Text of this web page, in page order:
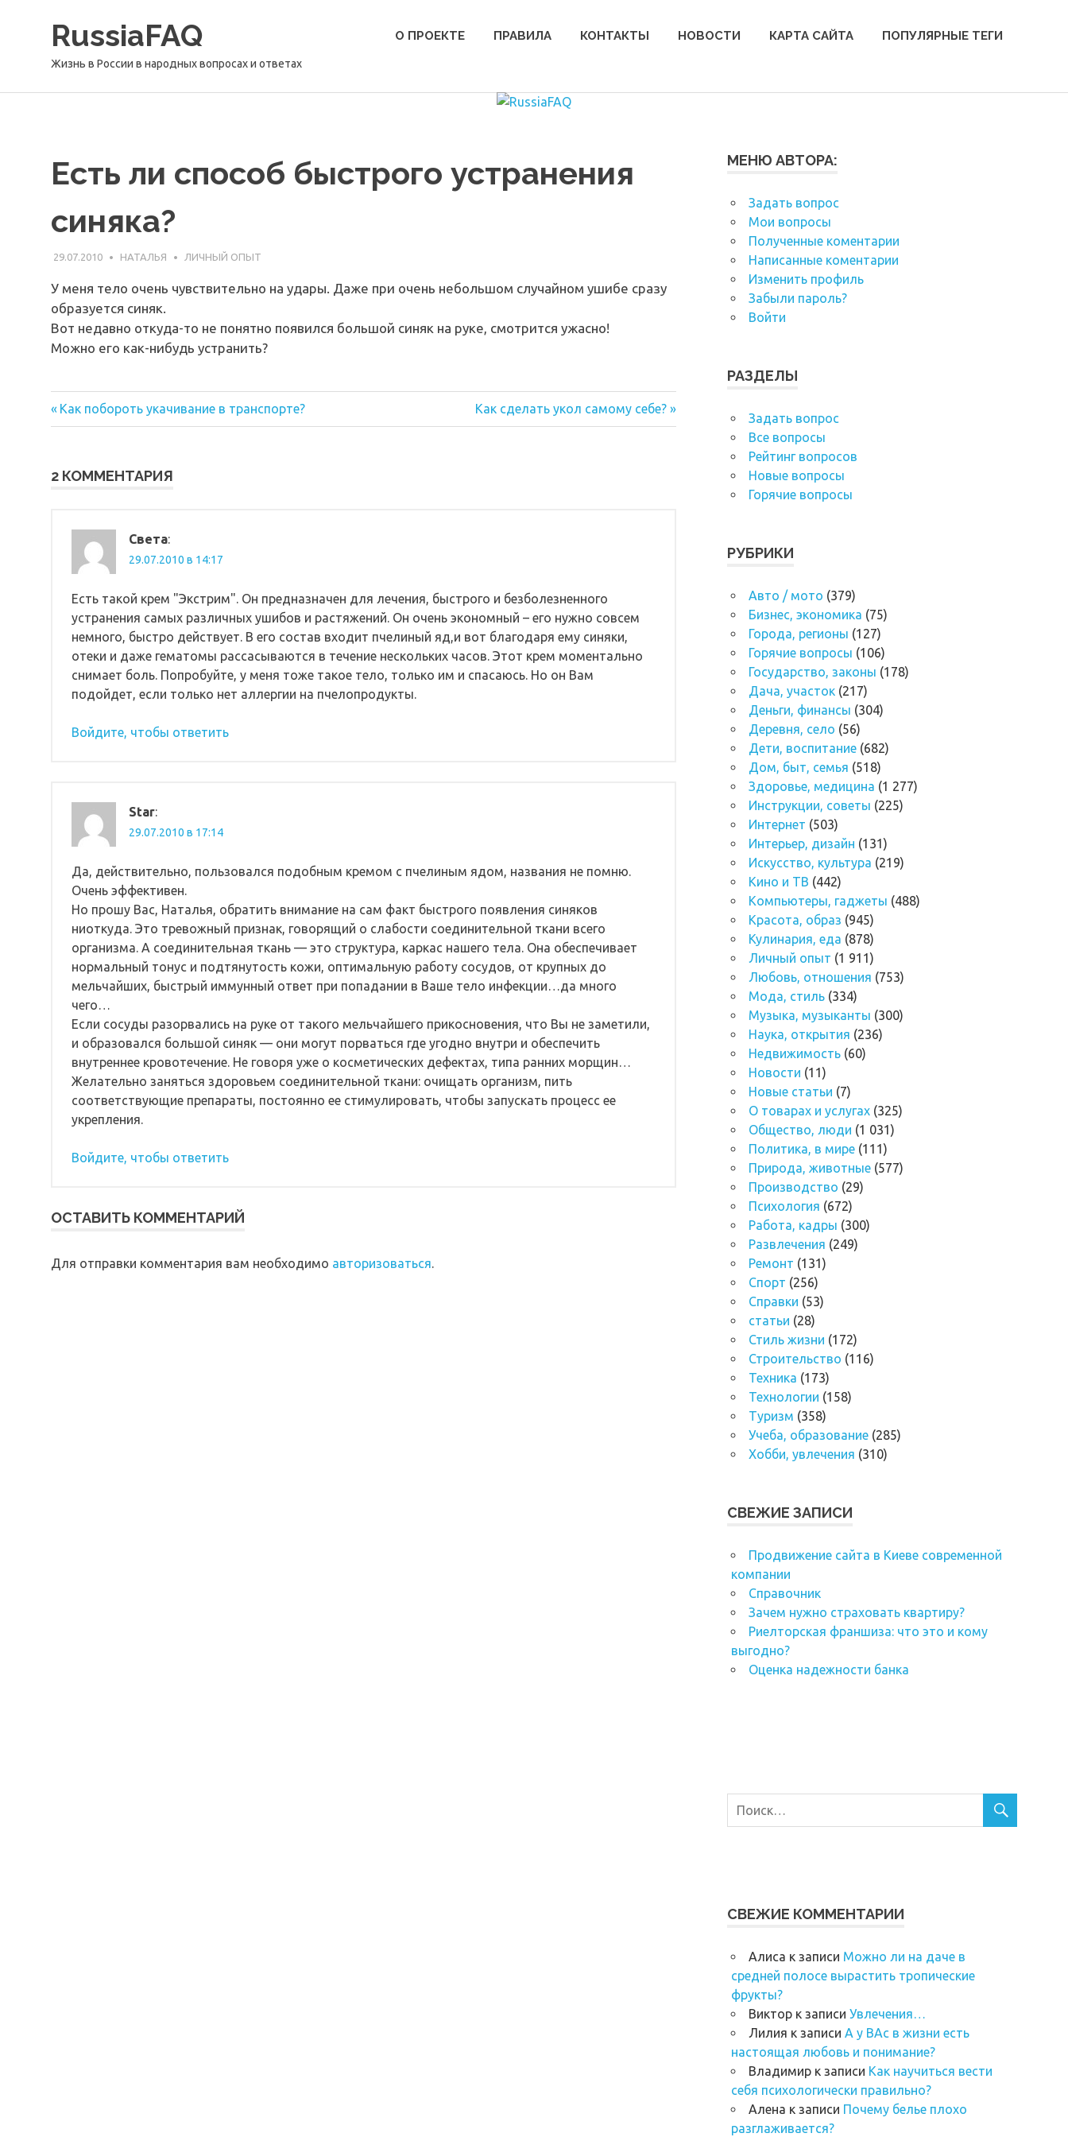
содержимомуRussiaFAQ
Жизнь в России в народных вопросах и ответах
О ПРОЕКТЕ ПРАВИЛА КОНТАКТЫ НОВОСТИ КАРТА САЙТА ПОПУЛЯРНЫЕ ТЕГИ
Есть ли способ быстрого устранения
синяка?
29.07.2010 НАТАЛЬЯ ЛИЧНЫЙ ОПЫТ
У меня тело очень чувствительно на удары. Даже при очень небольшом случайном ушибе сразу
образуется синяк.
Вот недавно откуда-то не понятно появился большой синяк на руке, смотрится ужасно!
Можно его как-нибудь устранить?
Навигация
записям
Предыдущая
запись:
Как побороть укачивание в транспорте?
Следующая
запись:
Как сделать укол самому себе?
2 КОММЕНТАРИЯ
Света:
29.07.2010 в 14:17
Есть такой крем "Экстрим". Он предназначен для лечения, быстрого и безболезненного
устранения самых различных ушибов и растяжений. Он очень экономный – его нужно совсем
немного, быстро действует. В его состав входит пчелиный яд,и вот благодаря ему синяки,
отеки и даже гематомы рассасываются в течение нескольких часов. Этот крем моментально
снимает боль. Попробуйте, у меня тоже такое тело, только им и спасаюсь. Но он Вам
подойдет, если только нет аллергии на пчелопродукты.
Войдите, чтобы ответить
Star:
29.07.2010 в 17:14
Да, действительно, пользовался подобным кремом с пчелиным ядом, названия не помню.
Очень эффективен.
Но прошу Вас, Наталья, обратить внимание на сам факт быстрого появления синяков
ниоткуда. Это тревожный признак, говорящий о слабости соединительной ткани всего
организма. А соединительная ткань — это структура, каркас нашего тела. Она обеспечивает
нормальный тонус и подтянутость кожи, оптимальную работу сосудов, от крупных до
мельчайших, быстрый иммунный ответ при попадании в Ваше тело инфекции…да много
чего…
Если сосуды разорвались на руке от такого мельчайшего прикосновения, что Вы не заметили,
и образовался большой синяк — они могут порваться где угодно внутри и обеспечить
внутреннее кровотечение. Не говоря уже о косметических дефектах, типа ранних морщин…
Желательно заняться здоровьем соединительной ткани: очищать организм, пить
соответствующие препараты, постоянно ее стимулировать, чтобы запускать процесс ее
укрепления.
Войдите, чтобы ответить
ОСТАВИТЬ КОММЕНТАРИЙ
Для отправки комментария вам необходимо авторизоваться.
МЕНЮ АВТОРА:
Задать вопрос
Мои вопросы
Полученные коментарии
Написанные коментарии
Изменить профиль
Забыли пароль?
Войти
РАЗДЕЛЫ
Задать вопрос
Все вопросы
Рейтинг вопросов
Новые вопросы
Горячие вопросы
РУБРИКИ
Авто / мото (379)
Бизнес, экономика (75)
Города, регионы (127)
Горячие вопросы (106)
Государство, законы (178)
Дача, участок (217)
Деньги, финансы (304)
Деревня, село (56)
Дети, воспитание (682)
Дом, быт, семья (518)
Здоровье, медицина (1 277)
Инструкции, советы (225)
Интернет (503)
Интерьер, дизайн (131)
Искусство, культура (219)
Кино и ТВ (442)
Компьютеры, гаджеты (488)
Красота, образ (945)
Кулинария, еда (878)
Личный опыт (1 911)
Любовь, отношения (753)
Мода, стиль (334)
Музыка, музыканты (300)
Наука, открытия (236)
Недвижимость (60)
Новости (11)
Новые статьи (7)
О товарах и услугах (325)
Общество, люди (1 031)
Политика, в мире (111)
Природа, животные (577)
Производство (29)
Психология (672)
Работа, кадры (300)
Развлечения (249)
Ремонт (131)
Спорт (256)
Справки (53)
статьи (28)
Стиль жизни (172)
Строительство (116)
Техника (173)
Технологии (158)
Туризм (358)
Учеба, образование (285)
Хобби, увлечения (310)
СВЕЖИЕ ЗАПИСИ
Продвижение сайта в Киеве современной
компании
Справочник
Зачем нужно страховать квартиру?
Риелторская франшиза: что это и кому
выгодно?
Оценка надежности банка
СВЕЖИЕ КОММЕНТАРИИ
Алиса к записи Можно ли на даче в
средней полосе вырастить тропические
фрукты?
Виктор к записи Увлечения…
Лилия к записи А у ВАс в жизни есть
настоящая любовь и понимание?
Владимир к записи Как научиться вести
себя психологически правильно?
Алена к записи Почему белье плохо
разглаживается?